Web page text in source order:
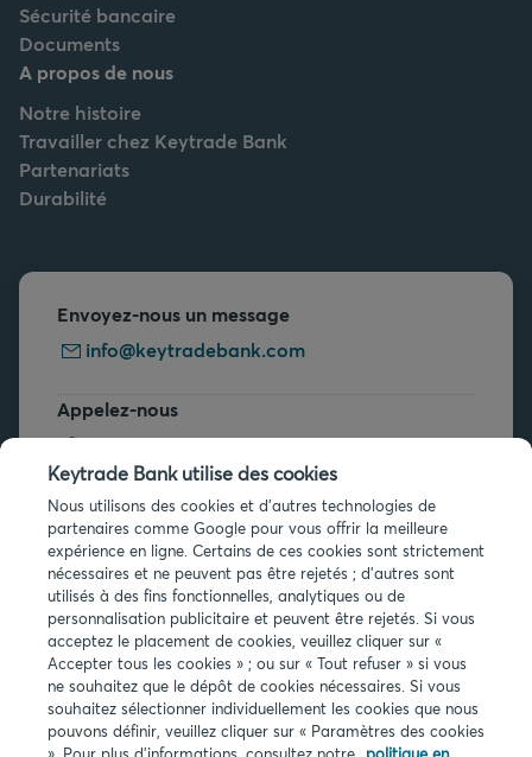
Sécurité bancaire
Documents
A propos de nous
Notre histoire
Travailler chez Keytrade Bank
Partenariats
Durabilité
Envoyez-nous un message
info@keytradebank.com
Appelez-nous
+32 2 679 90 00
Vous avez des questions ?
Questions fréquentes
Infos légales
Privacy
Keytrade Bank utilise des cookies
Nous utilisons des cookies et d'autres technologies de
partenaires comme Google pour vous offrir la meilleure
expérience en ligne. Certains de ces cookies sont strictement
nécessaires et ne peuvent pas être rejetés ; d'autres sont
utilisés à des fins fonctionnelles, analytiques ou de
personnalisation publicitaire et peuvent être rejetés. Si vous
acceptez le placement de cookies, veuillez cliquer sur «
Accepter tous les cookies » ; ou sur « Tout refuser » si vous
ne souhaitez que le dépôt de cookies nécessaires. Si vous
souhaitez sélectionner individuellement les cookies que nous
pouvons définir, veuillez cliquer sur « Paramètres des cookies